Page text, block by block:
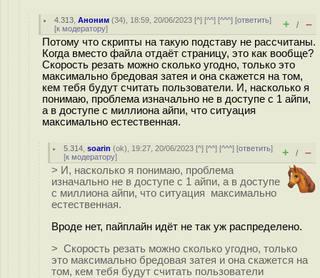
4.313 ,Аноним (34), 18:59, 20/06/2023 [^] [^^] [^^^] [ответить]
[к модератору] + / –
Потому что скрипты на такую подставу не рассчитаны.
Когда вместо файла отдаёт страницу, это как вообще?
Скорость резать можно сколько угодно, только это
максимально бредовая затея и она скажется на том,
кем тебя будут считать пользователи. И, насколько я
понимаю, проблема изначально не в доступе с 1 айпи,
а в доступе с миллиона айпи, что ситуация
максимально естественная.
5.314 ,soarin (ok), 19:27, 20/06/2023 [^] [^^] [^^^] [ответить]
[к модератору] + / –
> И, насколько я понимаю, проблема
изначально не в доступе с 1 айпи, а в доступе
с миллиона айпи, что ситуация максимально
естественная.
Вроде нет, пайплайн идёт не так уж распределено.
> Скорость резать можно сколько угодно, только
это максимально бредовая затея и она скажется на
том, кем тебя будут считать пользователи